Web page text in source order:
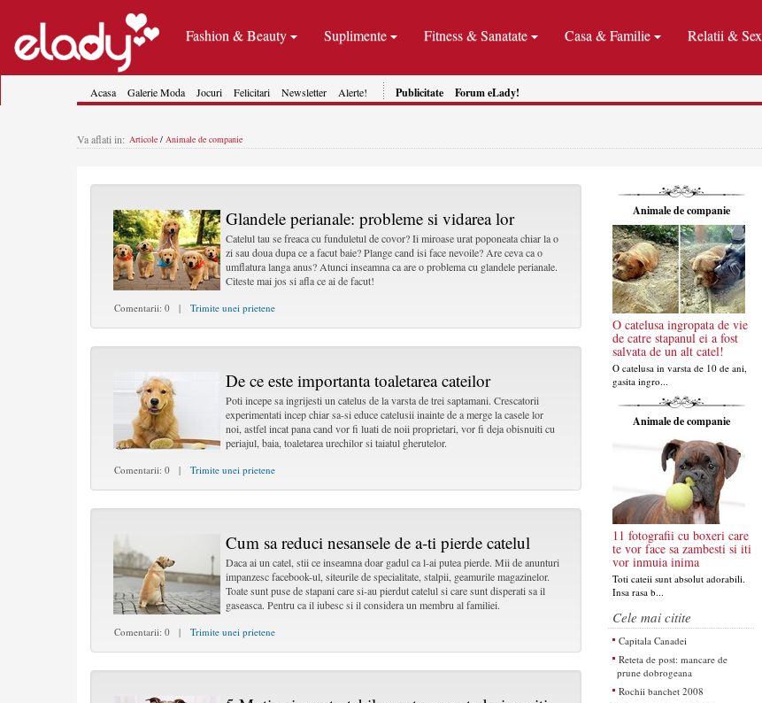
Fashion & Beauty Suplimente Fitness & Sanatate Casa & Familie Relatii & Sex
Acasa Galerie Moda Jocuri Felicitari Newsletter Alerte! Publicitate Forum eLady!
Va aflati in: Articole / Animale de companie
Glandele perianale: probleme si vidarea lor
Catelul tau se freaca cu funduletul de covor? Ii miroase urat poponeata chiar la o
zi sau doua dupa ce a facut baie? Plange cand isi face nevoile? Are ceva ca o
umflatura langa anus? Atunci inseamna ca are o problema cu glandele perianale.
Citeste mai jos si afla ce ai de facut!
Comentarii: 0 | Trimite unei prietene
De ce este importanta toaletarea cateilor
Poti incepe sa ingrijesti un catelus de la varsta de trei saptamani. Crescatorii
experimentati incep chiar sa-si educe catelusii inainte de a merge la casele lor
noi, astfel incat pana cand vor fi luati de noii proprietari, vor fi deja obisnuiti cu
periajul, baia, toaletarea urechilor si taiatul gherutelor.
Comentarii: 0 | Trimite unei prietene
Cum sa reduci nesansele de a-ti pierde catelul
Daca ai un catel, stii ce inseamna doar gadul ca l-ai putea pierde. Mii de anunturi
impanzesc facebook-ul, siteurile de specialitate, stalpii, geamurile magazinelor.
Toate sunt puse de stapani care si-au pierdut catelul si care sunt disperati sa il
gaseasca. Pentru ca il iubesc si il considera un membru al familiei.
Comentarii: 0 | Trimite unei prietene
Animale de companie
O catelusa ingropata de vie
de catre stapanul ei a fost
salvata de un alt catel!
O catelusa in varsta de 10 de ani,
gasita ingro...
Animale de companie
11 fotografii cu boxeri care
te vor face sa zambesti si iti
vor inmuia inima
Toti cateii sunt absolut adorabili.
Insa rasa b...
Cele mai citite
Capitala Canadei
Reteta de post: mancare de
prune dobrogeana
Rochii banchet 2008